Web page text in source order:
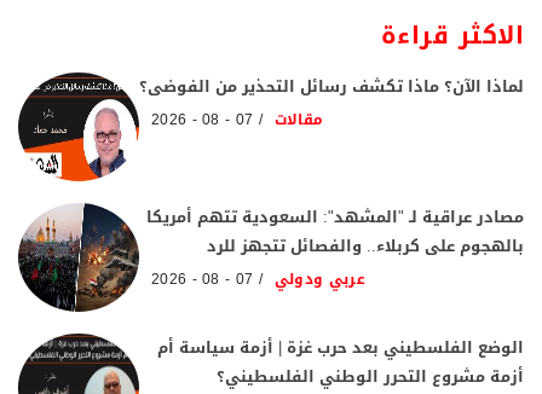
الاكثر قراءة
لماذا الآن؟ ماذا تكشف رسائل التحذير من الفوضى؟
مقالات 07 - 08 - 2026
مصادر عراقية لـ "المشهد": السعودية تتهم أمريكا
بالهجوم على كربلاء.. والفصائل تتجهز للرد
عربي ودولي 07 - 08 - 2026
الوضع الفلسطيني بعد حرب غزة | أزمة سياسة أم
أزمة مشروع التحرر الوطني الفلسطيني؟